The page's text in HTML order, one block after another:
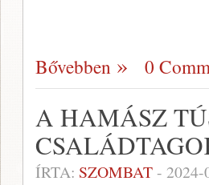
Bővebben 0
A HAMÁSZ
ÍRTA: SZOMBAT- 2024-